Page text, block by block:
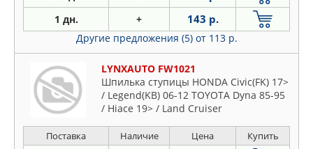
1 дн. + 143 р.
Другие предложения (5) от 113 р.
LYNXAUTO FW1021
Шпилька ступицы HONDA Civic(FK) 17>
/ Legend(KB) 06-12 TOYOTA Dyna 85-95
/ Hiace 19> / Land Cruiser
Поставка Наличие Цена Купить